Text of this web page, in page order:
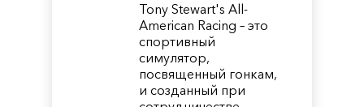
Tony Stewart's All-
American Racing – это
спортивный
симулятор,
посвященный гонкам,
и созданный при